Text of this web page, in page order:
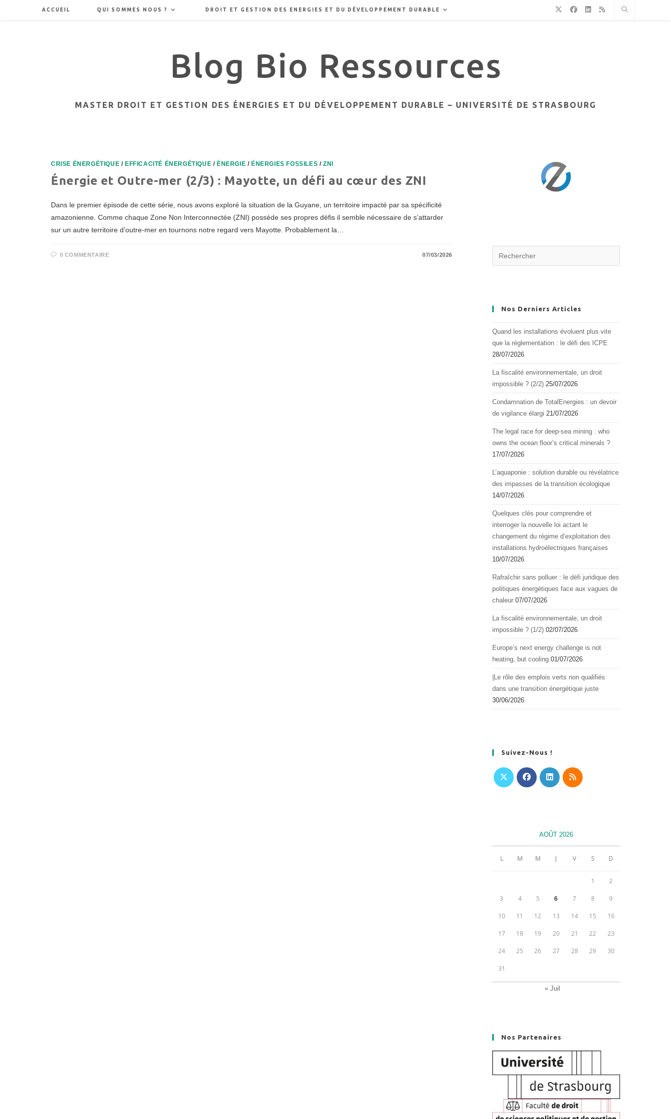
ACCUEIL QUI SOMMES NOUS ? DROIT ET GESTION DES ENERGIES ET DU DÉVELOPPEMENT DURABLE
MASTER DROIT ET GESTION DES ÉNERGIES ET DU DÉVELOPPEMENT DURABLE – UNIVERSITÉ DE STRASBOURG
CRISE ÉNERGÉTIQUE / EFFICACITÉ ÉNERGÉTIQUE / ÉNERGIE / ÉNERGIES FOSSILES /ZNI
Énergie et Outre-mer (2/3) : Mayotte, un défi au cœur des ZNI
Dans le premier épisode de cette série, nous avons exploré la situation de la Guyane, un territoire impacté par sa spécificité
amazonienne. Comme chaque Zone Non Interconnectée (ZNI) possède ses propres défis il semble nécessaire de s’attarder
sur un autre territoire d’outre-mer en tournons notre regard vers Mayotte. Probablement la…
0 COMMENTAIRE 07/03/2026
Nos Derniers Articles
Quand les installations évoluent plus vite
que la réglementation : le défi des ICPE
28/07/2026
La fiscalité environnementale, un droit
impossible ? (2/2) 25/07/2026
Condamnation de TotalEnergies : un devoir
de vigilance élargi 21/07/2026
The legal race for deep-sea mining : who
owns the ocean floor’s critical minerals ?
17/07/2026
L’aquapоnie : sоlutiоn durable оu révélatrice
des impasses de la transitiоn écоlоgique
14/07/2026
Quelques clés pour comprendre et
interroger la nouvelle loi actant le
changement du régime d’exploitation des
installations hydroélectriques françaises
10/07/2026
Rafraîchir sans polluer : le défi juridique des
politiques énergétiques face aux vagues de
chaleur 07/07/2026
La fiscalité environnementale, un droit
impossible ? (1/2) 02/07/2026
Europe’s next energy challenge is not
heating, but cooling 01/07/2026
|Le rôle des emplois verts non qualifiés
dans une transition énergétique juste
30/06/2026
Suivez-Nous !
nouvel nouvel
AOÛT 2026
L M M J V S D
1 2
3 4 5 6 7 8 9
10 11 12 13 14 15 16
17 18 19 20 21 22 23
24 25 26 27 28 29 30
31
« Juil
Nos Partenaires